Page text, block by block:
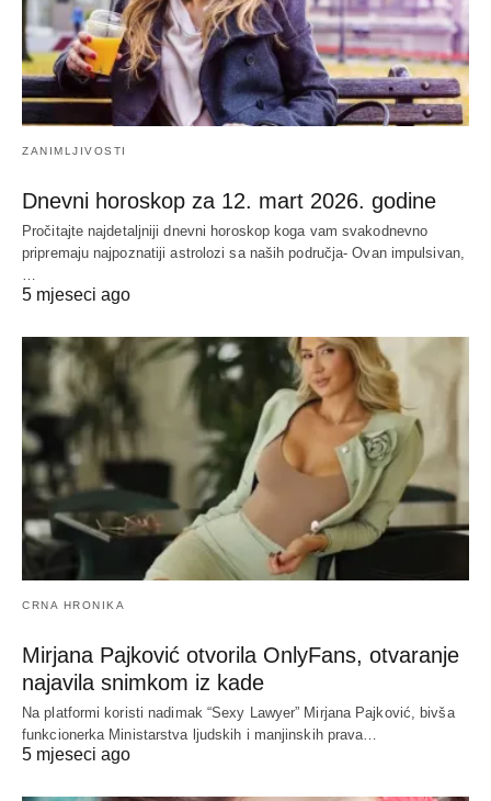
ZANIMLJIVOSTI
Dnevni horoskop za 12. mart 2026. godine
Pročitajte najdetaljniji dnevni horoskop koga vam svakodnevno
pripremaju najpoznatiji astrolozi sa naših područja- Ovan impulsivan,
…
5 mjeseci ago
CRNA HRONIKA
Mirjana Pajković otvorila OnlyFans, otvaranje
najavila snimkom iz kade
Na platformi koristi nadimak “Sexy Lawyer” Mirjana Pajković, bivša
funkcionerka Ministarstva ljudskih i manjinskih prava…
5 mjeseci ago